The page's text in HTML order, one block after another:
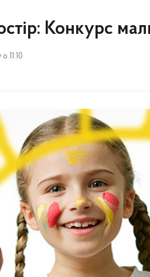
Конкурс
11:10